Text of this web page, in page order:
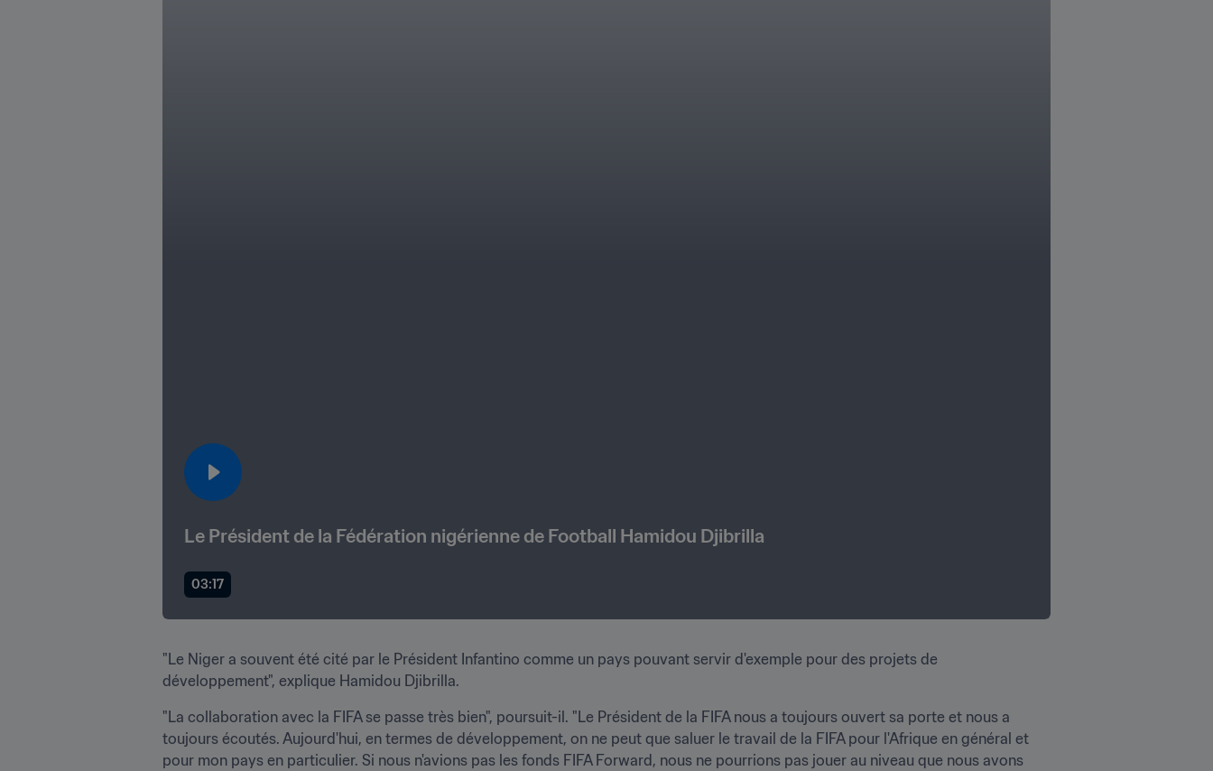
Le Président de la Fédération nigérienne de Football Hamidou Djibrilla
03:17
"Le Niger a souvent été cité par le Président Infantino comme un pays pouvant servir d'exemple pour des projets de
développement", explique Hamidou Djibrilla.
"La collaboration avec la FIFA se passe très bien", poursuit-il. "Le Président de la FIFA nous a toujours ouvert sa porte et nous a
toujours écoutés. Aujourd'hui, en termes de développement, on ne peut que saluer le travail de la FIFA pour l'Afrique en général et
pour mon pays en particulier. Si nous n'avions pas les fonds FIFA Forward, nous ne pourrions pas jouer au niveau que nous avons